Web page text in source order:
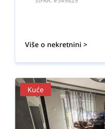
Više o nekretnini >
Kuće